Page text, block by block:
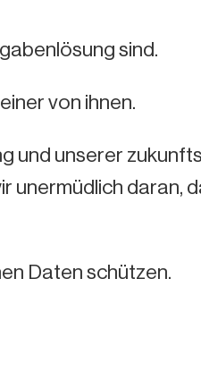
sind.
von ihnen.
und unserer
unermüdlich daran,
Daten schützen.